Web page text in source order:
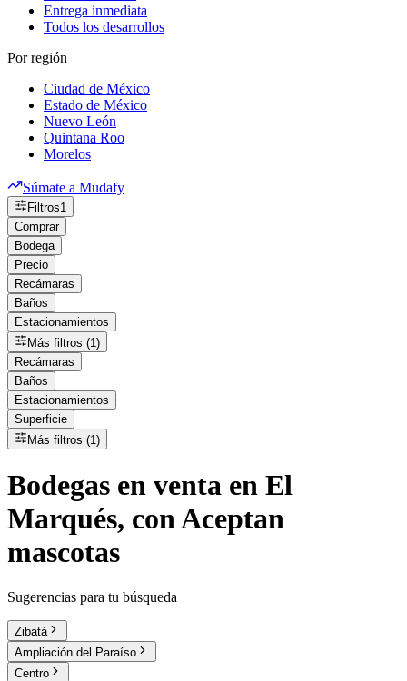
Entrega inmediata
Todos los desarrollos
Por región
Ciudad de México
Estado de México
Nuevo León
Quintana Roo
Morelos
Súmate a Mudafy
Filtros1
Comprar
Bodega
Precio
Recámaras
Baños
Estacionamientos
Más filtros (1)
Recámaras
Baños
Estacionamientos
Superficie
Más filtros (1)
Bodegas en venta en El
Marqués, con Aceptan
mascotas
Sugerencias para tu búsqueda
Zibatá
Ampliación del Paraíso
Centro